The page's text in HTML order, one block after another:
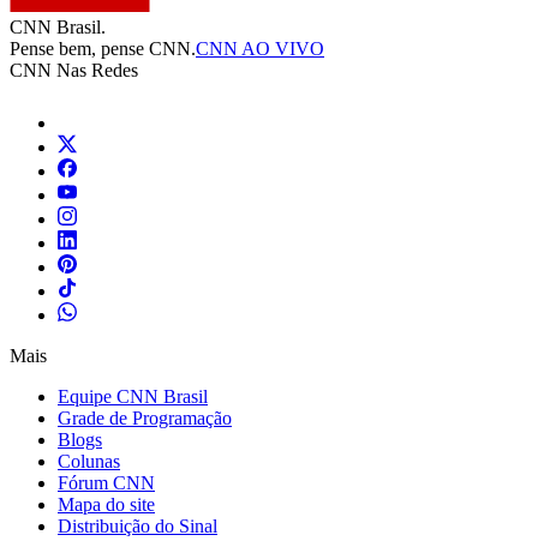
CNN Brasil.
Pense bem, pense CNN.CNN AO VIVO
CNN Nas Redes
Mais
Equipe CNN Brasil
Grade de Programação
Blogs
Colunas
Fórum CNN
Mapa do site
Distribuição do Sinal